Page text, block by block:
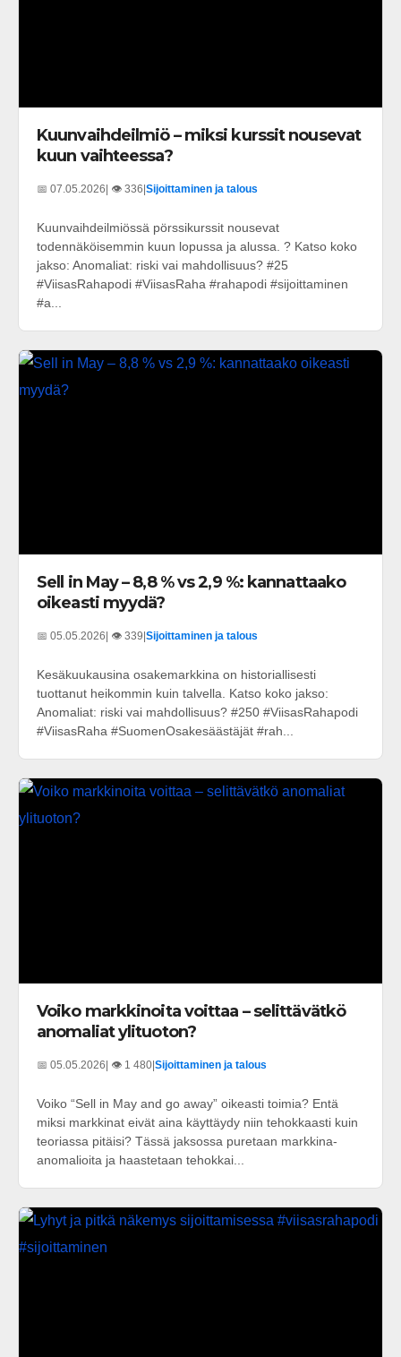
Kuunvaihdeilmiö – miksi kurssit nousevat
kuun vaihteessa?
📅 07.05.2026 | 👁️ 336 Sijoittaminen ja talous
Kuunvaihdeilmiössä pörssikurssit nousevat
todennäköisemmin kuun lopussa ja alussa. ? Katso koko
jakso: Anomaliat: riski vai mahdollisuus? #25
#ViisasRahapodi #ViisasRaha #rahapodi #sijoittaminen
#a...
Sell in May – 8,8 % vs 2,9 %: kannattaako
oikeasti myydä?
📅 05.05.2026 | 👁️ 339 Sijoittaminen ja talous
Kesäkuukausina osakemarkkina on historiallisesti
tuottanut heikommin kuin talvella. Katso koko jakso:
Anomaliat: riski vai mahdollisuus? #250 #ViisasRahapodi
#ViisasRaha #SuomenOsakesäästäjät #rah...
Voiko markkinoita voittaa – selittävätkö
anomaliat ylituoton?
📅 05.05.2026| 👁️ 1 480|Sijoittaminen ja talous
Voiko “Sell in May and go away” oikeasti toimia? Entä
miksi markkinat eivät aina käyttäydy niin tehokkaasti kuin
teoriassa pitäisi? Tässä jaksossa puretaan markkina-
anomalioita ja haastetaan tehokkai...